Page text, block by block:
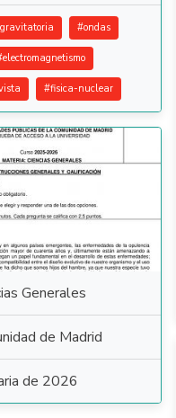
#ondas
electromagnetismo
#fisica-nuclear
Generales
de Madrid
de 2026